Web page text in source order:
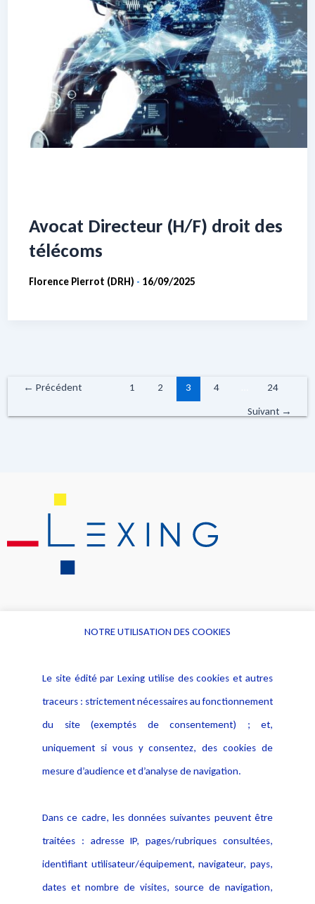
Avocat Directeur (H/F) droit des
télécoms
Florence Pierrot (DRH) - 16/09/2025
← Précédent 1 2 3 4
24
Suivant →
Alerte professionnelle
Déclaration d'accessibilité
Notice Légale
Politique de protection des
données
Publications
NOTRE UTILISATION DES COOKIES
Le site édité par Lexing utilise des cookies et autres
traceurs : strictement nécessaires au fonctionnement
du site (exemptés de consentement) ; et,
uniquement si vous y consentez, des cookies de
mesure d’audience et d’analyse de navigation.
Dans ce cadre, les données suivantes peuvent être
traitées : adresse IP, pages/rubriques consultées,
identifiant utilisateur/équipement, navigateur, pays,
dates et nombre de visites, source de navigation,